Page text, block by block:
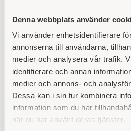
Denna webbplats använder
Vi använder enhetsidentifierare
annonserna till användarna,
medier och analysera vår trafik.
identifierare och annan
medier och annons- och
Dessa kan i sin tur kombinera
information som du har
när du har använt deras tjänster.
bollen enligt följande: Gamla
Multibanan. Den är öppen
inte har grönt kort. Tänk på
även på Multibanan.
9-hålsgreenfee
Vi erbjuder ingen specifik 9-
18-hålsbanor. Numera har vi
starttiderna så att det finns